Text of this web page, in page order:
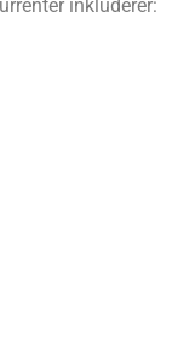
inkluderer: